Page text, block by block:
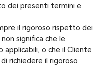
dei presenti termini e
il rigoroso rispetto dei
significa che le
applicabili, o che il Cliente
richiedere il rigoroso